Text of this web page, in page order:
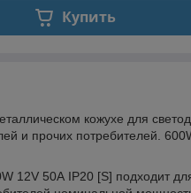
Купить
кожухе для
и прочих потребителей.
12V 50А IP20 [S] подходит